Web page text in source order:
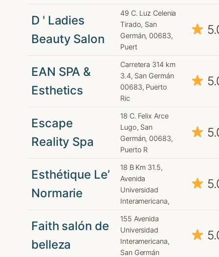
D ' Ladies
Beauty Salon
49 C. Luz Celenia
Tirado, San
Germán, 00683,
Puert
EAN SPA &
Esthetics
Carretera 314 km
3.4, San Germán
00683, Puerto
Ric
Escape
Reality Spa
18 C. Felix Arce
Lugo, San
Germán, 00683,
Puerto R
Esthétique Le’
Normarie
18 B Km 31.5,
Avenida
Universidad
Interamericana,
Faith salón de
belleza
155 Avenida
Universidad
Interamericana,
San Germán